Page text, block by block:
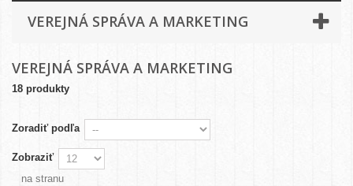
VEREJNÁ SPRÁVA A MARKETING
VEREJNÁ SPRÁVA A MARKETING
18 produkty
Zoradiť podľa
Zobraziť
na stranu